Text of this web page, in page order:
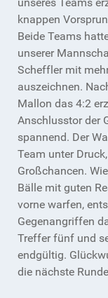
unseres Teams
knappen
Beide Teams
unserer
Scheffler mit
auszeichnen.
Mallon das 4:2
Anschlusstor der
spannend. Der
Team unter
Großchancen.
Bälle mit guten
vorne warfen,
Gegenangriffen
Treffer fünf und
endgültig.
die nächste